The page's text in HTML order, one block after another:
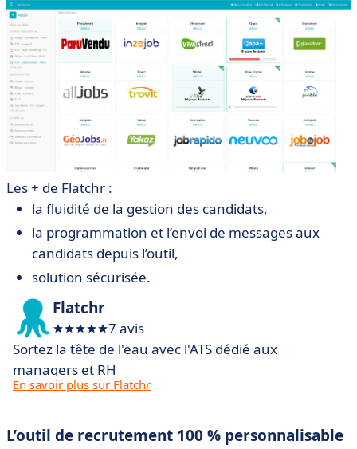
Les + de Flatchr :
la fluidité de la gestion des candidats,
la programmation et l’envoi de messages aux
candidats depuis l’outil,
solution sécurisée.
Flatchr
7 avis
Sortez la tête de l'eau avec l'ATS dédié aux
managers et RH
En savoir plus sur Flatchr
L’outil de recrutement 100 % personnalisable